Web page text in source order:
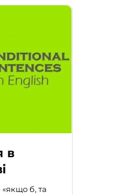
в
«якщо б, та